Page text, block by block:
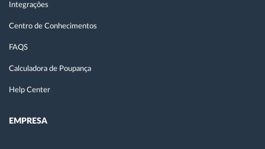
Integrações
Centro de Conhecimentos
FAQS
Calculadora de Poupança
Help Center
EMPRESA